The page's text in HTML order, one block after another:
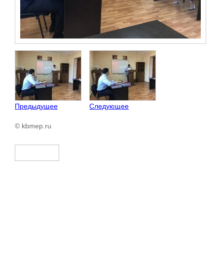
Предыдущее Следующее
© kbmep.ru